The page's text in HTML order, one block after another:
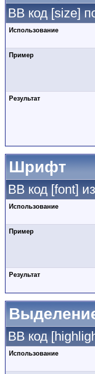
BB код [size]
Использование
Пример
Результат
Шрифт
BB код [font]
Использование
Пример
Результат
BB код
Использование